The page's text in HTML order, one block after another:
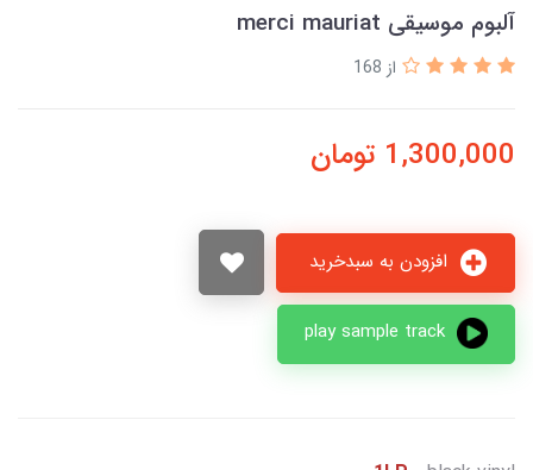
آلبوم موسیقی merci mauriat
از 168
1,300,000 تومان